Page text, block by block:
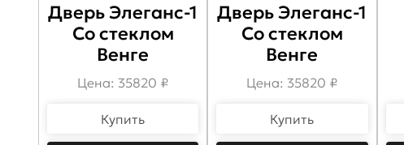
Дверь Элеганс-1
Со стеклом
Венге
Цена: 35820 ₽
Купить
Дверь Элеганс-1
Со стеклом
Венге
Цена: 35820 ₽
Купить